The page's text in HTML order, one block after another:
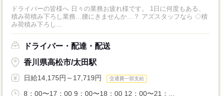
ドライバーの皆様へ 日々の業務お疲れ様です。 1日に何度もある、
積み荷積み下ろし業務…腰にきませんか…？ アズスタッフなら ◇積
み荷積み下ろし...
ドライバー・配達・配送
香川県高松市/太田駅
日給14,175円～17,719円 交通費一部支給
8：00〜17：00 9：00〜18：00 12：00〜21：...